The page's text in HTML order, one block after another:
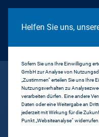
Cookie Hinweis
Helfen Sie uns,
Sofern Sie uns Ihre Einwilligung
GmbH zur Analyse von
„Zustimmen“ erteilen Sie uns Ihre
Nutzungsverhalten zu
verarbeiten dürfen. Eine andere
Daten oder eine Weitergabe an
jederzeit mit Wirkung für die
Punkt „Websiteanalyse“
rt1 relax
Zurück